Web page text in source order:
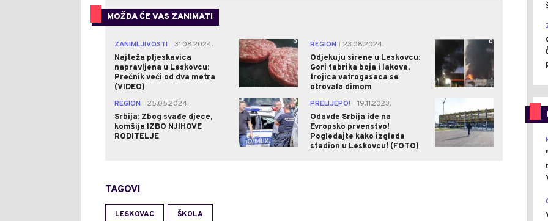
MOŽDA ĆE VAS ZANIMATI
ZANIMLJIVOSTI
31.08.2024.
Najteža pljeskavica
napravljena u Leskovcu:
Prečnik veći od dva metra
(VIDEO)
0 REGION
23.08.2024.
Odjekuju sirene u Leskovcu:
Gori fabrika boja i lakova,
trojica vatrogasaca se
otrovala dimom
0
REGION
25.05.2024.
Srbija: Zbog svađe djece,
komšija IZBO NJIHOVE
RODITELJE
0 PRELIJEPO!
19.11.2023.
Odavde Srbija ide na
Evropsko prvenstvo!
Pogledajte kako izgleda
stadion u Leskovcu! (FOTO)
TAGOVI
LESKOVAC ŠKOLA